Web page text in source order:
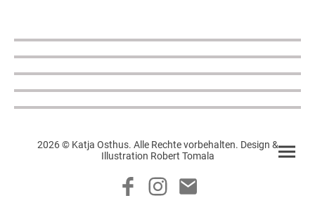
2026 © Katja Osthus. Alle Rechte vorbehalten. Design &
Illustration Robert Tomala